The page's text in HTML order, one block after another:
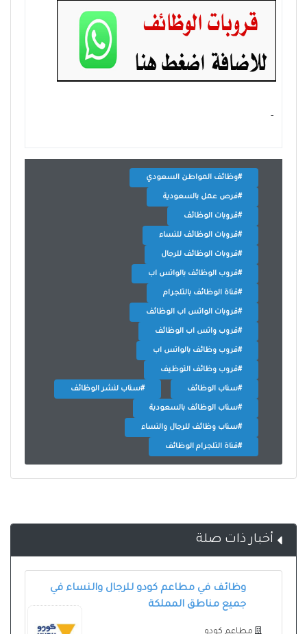
- ‏
#وظائف المواطن السعودي
#فرص عمل بالسعودية
#قروبات الوظائف
#قروبات الوظائف للنساء
#قروبات الوظائف للرجال
#قروب الوظائف بالواتس اب
#قناة الوظائف بالتلجرام
#قروبات الواتس اب الوظائف
#قروب واتس اب الوظائف
#قروب وظائف بالواتس اب
#قروب وظائف التوظيف
#سناب الوظائف #سناب لنشر الوظائف
#سناب الوظائف بالسعودية
#سناب وظائف للرجال والنساء
#قناة التلجرام الوظائف
أخبار ذات صلة
وظائف في مطاعم كودو للرجال والنساء في
جميع مناطق المملكة
مطاعم كودو